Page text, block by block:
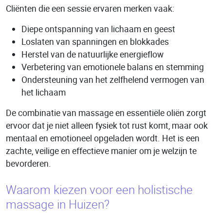
Cliënten die een sessie ervaren merken vaak:
Diepe ontspanning van lichaam en geest
Loslaten van spanningen en blokkades
Herstel van de natuurlijke energieflow
Verbetering van emotionele balans en stemming
Ondersteuning van het zelfhelend vermogen van
het lichaam
De combinatie van massage en essentiële oliën zorgt
ervoor dat je niet alleen fysiek tot rust komt, maar ook
mentaal en emotioneel opgeladen wordt. Het is een
zachte, veilige en effectieve manier om je welzijn te
bevorderen.
Waarom kiezen voor een holistische
massage in Huizen?